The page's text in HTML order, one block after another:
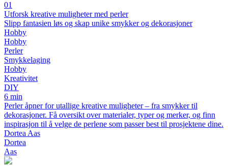
01
Utforsk kreative muligheter med perler
Slipp fantasien løs og skap unike smykker og dekorasjoner
Hobby
Hobby
Perler
Smykkelaging
Hobby
Kreativitet
DIY
6 min
Perler åpner for utallige kreative muligheter – fra smykker til
dekorasjoner. Få oversikt over materialer, typer og merker, og finn
inspirasjon til å velge de perlene som passer best til prosjektene dine.
Dortea Aas
Dortea
Aas